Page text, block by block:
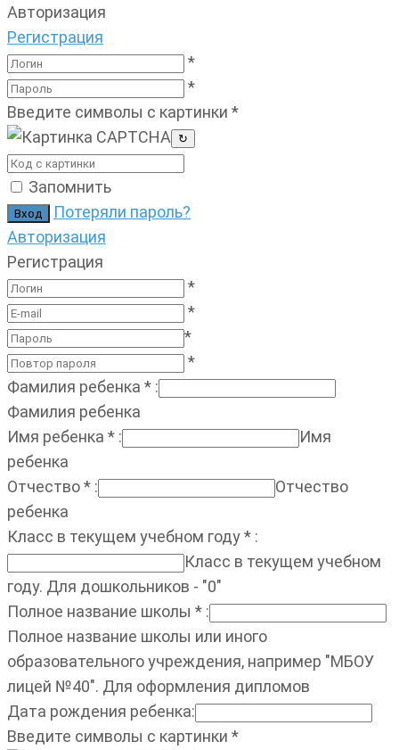
Авторизация
Регистрация
*
*
Введите символы с картинки *
↻
Запомнить
Потеряли пароль?
Авторизация
Регистрация
*
*
*
*
Фамилия ребенка * :
Фамилия ребенка
Имя ребенка * :
Имя
ребенка
Отчество* :
Отчество
ребенка
Класс в текущем учебном году* :
Класс в текущем учебном
году. Для дошкольников - "0"
Полное название школы * :
Полное название школы или иного
образовательного учреждения, например "МБОУ
лицей №40". Для оформления дипломов
Дата рождения ребенка:
Введите символы с картинки *